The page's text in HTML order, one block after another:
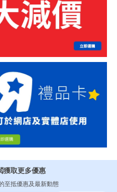
獲取更多優惠
至抵優惠及最新動態